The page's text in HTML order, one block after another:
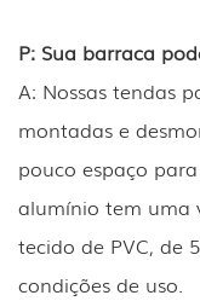
P: Sua barraca
A: Nossas tendas
montadas e
pouco espaço
alumínio tem uma
tecido de PVC, de
condições de uso.